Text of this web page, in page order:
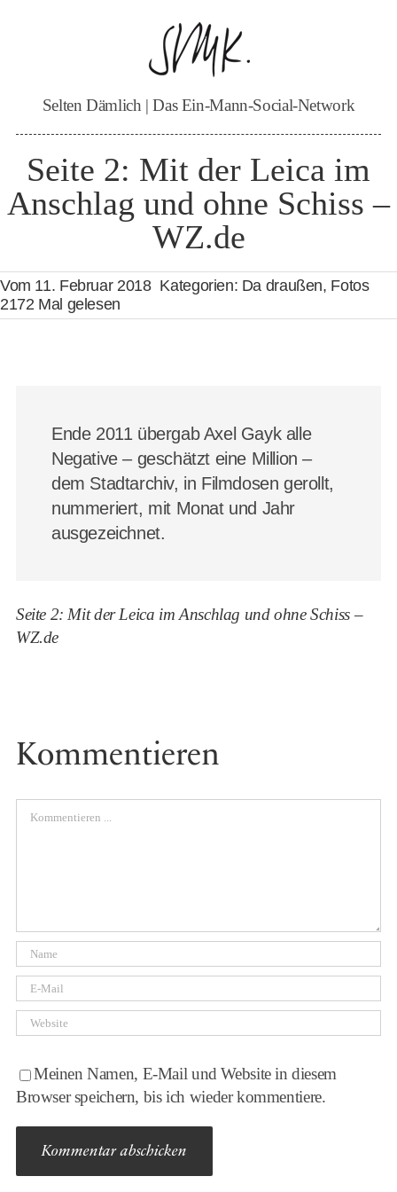
Selten Dämlich | Das Ein-Mann-Social-Network
Seite 2: Mit der Leica im
Anschlag und ohne Schiss –
WZ.de
Vom 11. Februar 2018 Kategorien: Da draußen, Fotos
2172 Mal gelesen
Ende 2011 übergab Axel Gayk alle
Negative – geschätzt eine Million –
dem Stadtarchiv, in Filmdosen gerollt,
nummeriert, mit Monat und Jahr
ausgezeichnet.
Seite 2: Mit der Leica im Anschlag und ohne Schiss –
WZ.de
Kommentieren
Comment
Meinen Namen, E-Mail und Website in diesem
Browser speichern, bis ich wieder kommentiere.